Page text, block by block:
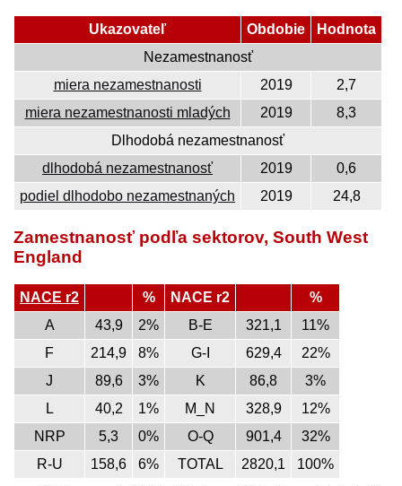
Ukazovateľ Obdobie
Hodnota
Nezamestnanosť
miera nezamestnanosti
2019
2,7
miera nezamestnanosti mladých
2019
8,3
Dlhodobá nezamestnanosť
dlhodobá nezamestnanosť
2019
0,6
podiel dlhodobo nezamestnaných
2019 24,8
Zamestnanosť podľa sektorov, South West
England
NACE r2 % NACE r2
%
A
43,9 2% B-E 321,1
11%
F
214,9 8% G-I 629,4
22%
J
89,6 3% K 86,8
3%
L
40,2 1% M_N 328,9
12%
NRP
5,3 0% O-Q 901,4
32%
R-U
158,6 6% TOTAL 2820,1
100%